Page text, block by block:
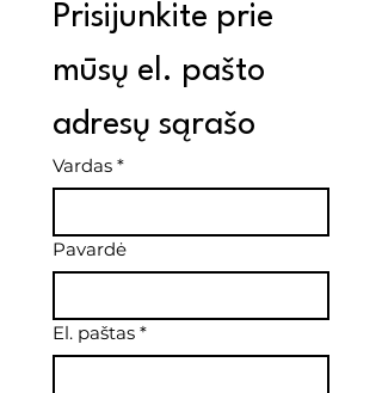
Prisijunkite prie
mūsų el. pašto
adresų sąrašo
Vardas *
Pavardė
El. paštas *